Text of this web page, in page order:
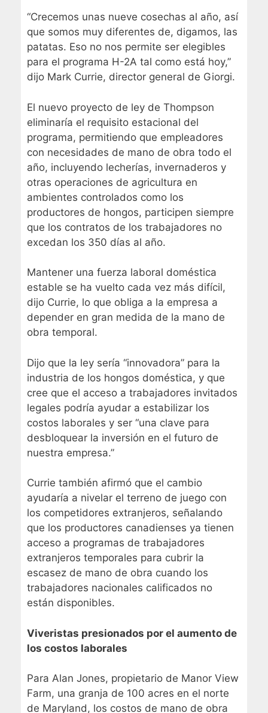
“Crecemos unas nueve cosechas al año, así
que somos muy diferentes de, digamos, las
patatas. Eso no nos permite ser elegibles
para el programa H-2A tal como está hoy,”
dijo Mark Currie, director general de Giorgi.
El nuevo proyecto de ley de Thompson
eliminaría el requisito estacional del
programa, permitiendo que empleadores
con necesidades de mano de obra todo el
año, incluyendo lecherías, invernaderos y
otras operaciones de agricultura en
ambientes controlados como los
productores de hongos, participen siempre
que los contratos de los trabajadores no
excedan los 350 días al año.
Mantener una fuerza laboral doméstica
estable se ha vuelto cada vez más difícil,
dijo Currie, lo que obliga a la empresa a
depender en gran medida de la mano de
obra temporal.
Dijo que la ley sería “innovadora” para la
industria de los hongos doméstica, y que
cree que el acceso a trabajadores invitados
legales podría ayudar a estabilizar los
costos laborales y ser “una clave para
desbloquear la inversión en el futuro de
nuestra empresa.”
Currie también afirmó que el cambio
ayudaría a nivelar el terreno de juego con
los competidores extranjeros, señalando
que los productores canadienses ya tienen
acceso a programas de trabajadores
extranjeros temporales para cubrir la
escasez de mano de obra cuando los
trabajadores nacionales calificados no
están disponibles.
Viveristas presionados por el aumento de
los costos laborales
Para Alan Jones, propietario de Manor View
Farm, una granja de 100 acres en el norte
de Maryland, los costos de mano de obra